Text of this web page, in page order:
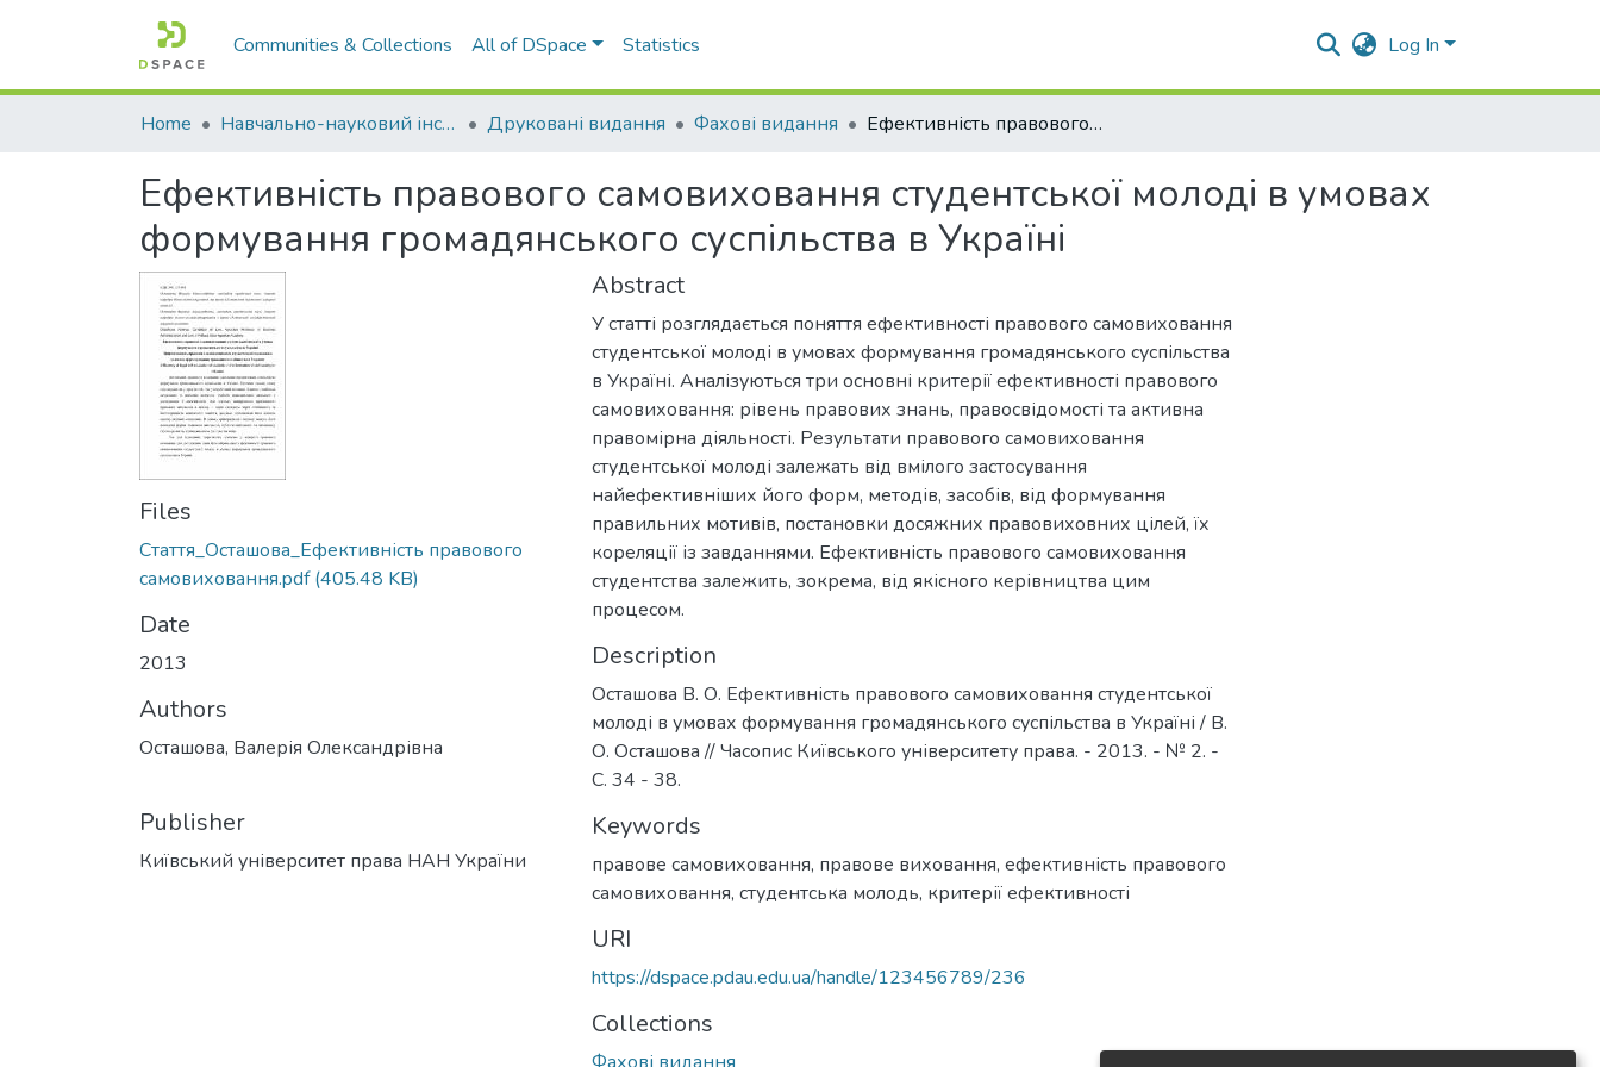
Communities & Collections All of DSpace Statistics Log In
Home Навчально-науковий інститут економіки, управління, права та інформаційних технологій Друковані видання Фахові видання Ефективність правового самовиховання студентської молоді в умовах формування громадянського суспільства в Україні
Ефективність правового самовиховання студентської молоді в умовах
формування громадянського суспільства в Україні
Files
Стаття_Осташова_Ефективність правового
самовиховання.pdf(405.48 KB)
Date
2013
Authors
Осташова, Валерія Олександрівна
Publisher
Київський університет права НАН України
Abstract
У статті розглядається поняття ефективності правового самовиховання
студентської молоді в умовах формування громадянського суспільства
в Україні. Аналізуються три основні критерії ефективності правового
самовиховання: рівень правових знань, правосвідомості та активна
правомірна діяльності. Результати правового самовиховання
студентської молоді залежать від вмілого застосування
найефективніших його форм, методів, засобів, від формування
правильних мотивів, постановки досяжних правовиховних цілей, їх
кореляції із завданнями. Ефективність правового самовиховання
студентства залежить, зокрема, від якісного керівництва цим
процесом.
Description
Осташова В. О. Ефективність правового самовиховання студентської
молоді в умовах формування громадянського суспільства в Україні / В.
О. Осташова // Часопис Київського університету права. - 2013. - № 2. -
С. 34 - 38.
Keywords
правове самовиховання, правове виховання, ефективність правового
самовиховання, студентська молодь, критерії ефективності
URI
https://dspace.pdau.edu.ua/handle/123456789/236
Collections